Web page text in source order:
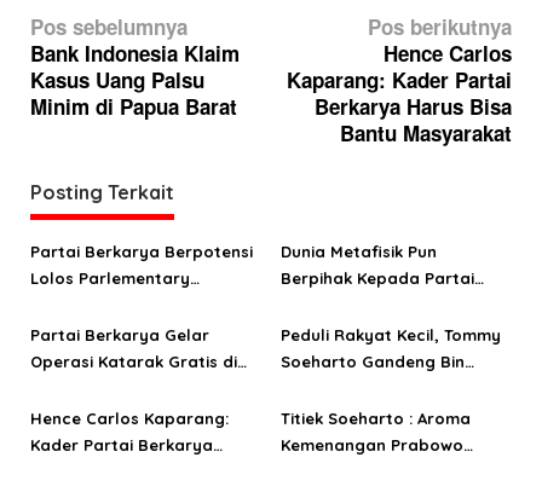
N
a
v
i
a
s
i
o
s
Pos sebelumnya
Bank Indonesia Klaim
Kasus Uang Palsu
Minim di Papua Barat
Pos berikutnya
Hence Carlos
Kaparang: Kader Partai
Berkarya Harus Bisa
Bantu Masyarakat
Posting Terkait
Partai Berkarya Berpotensi
Lolos Parlementary
Dunia Metafisik Pun
Berpihak Kepada Partai
Partai Berkarya Gelar
Operasi Katarak Gratis di
Peduli Rakyat Kecil, Tommy
Soeharto Gandeng Bin
Rumah Murah
Hence Carlos Kaparang:
Kader Partai Berkarya
Titiek Soeharto : Aroma
Kemenangan Prabowo